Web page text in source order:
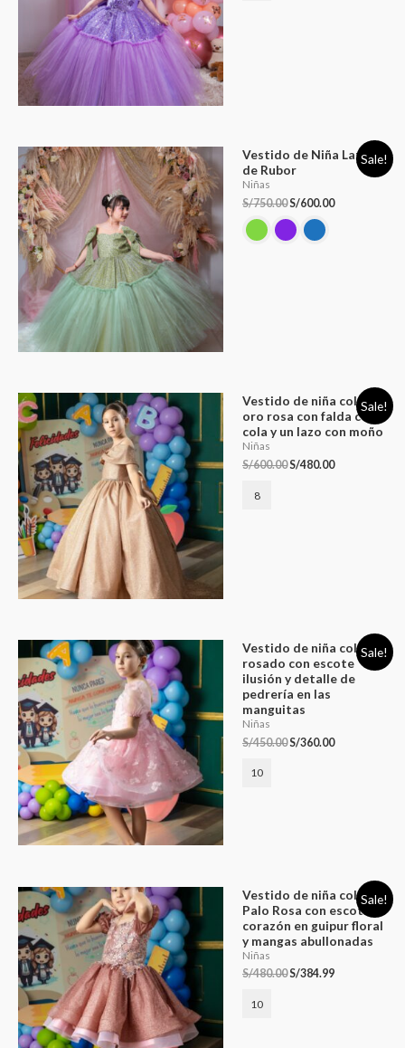
Sale!
Vestido de Niña Lazos
de Rubor
Niñas
S/750.00S/600.00
Sale!
Vestido de niña color
oro rosa con falda con
cola y un lazo con moño
Niñas
S/600.00S/480.00
8
Sale!
Vestido de niña color
rosado con escote
ilusión y detalle de
pedrería en las
manguitas
Niñas
S/450.00S/360.00
10
Sale!
Vestido de niña color
Palo Rosa con escote
corazón en guipur floral
y mangas abullonadas
Niñas
S/480.00S/384.99
10